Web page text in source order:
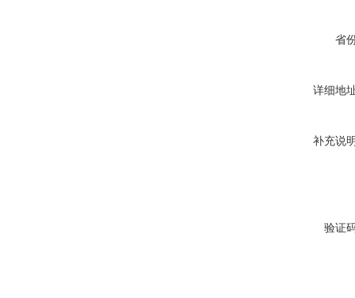
省
详细地
补充说
验证